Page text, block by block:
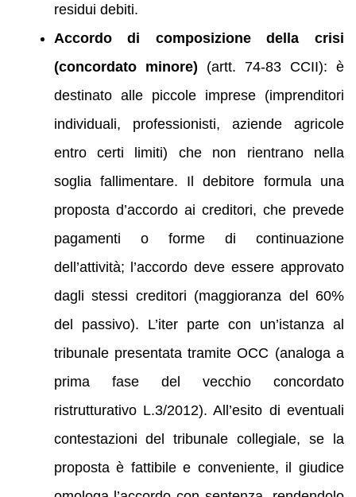
residui debiti.
Accordo di composizione della crisi
(concordato minore) (artt. 74-83 CCII): è
destinato alle piccole imprese (imprenditori
individuali, professionisti, aziende agricole
entro certi limiti) che non rientrano nella
soglia fallimentare. Il debitore formula una
proposta d’accordo ai creditori, che prevede
pagamenti o forme di continuazione
dell’attività; l’accordo deve essere approvato
dagli stessi creditori (maggioranza del 60%
del passivo). L’iter parte con un’istanza al
tribunale presentata tramite OCC (analoga a
prima fase del vecchio concordato
ristrutturativo L.3/2012). All’esito di eventuali
contestazioni del tribunale collegiale, se la
proposta è fattibile e conveniente, il giudice